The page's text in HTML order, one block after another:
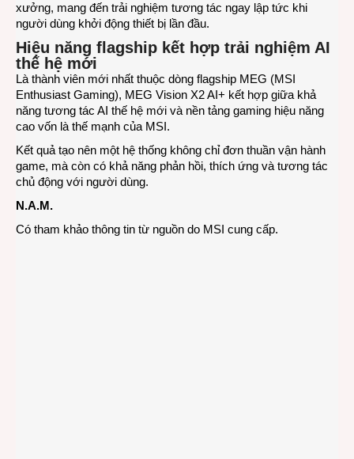
xưởng, mang đến trải nghiệm tương tác ngay lập tức khi
người dùng khởi động thiết bị lần đầu.
Hiệu năng flagship kết hợp trải nghiệm AI
thế hệ mới
Là thành viên mới nhất thuộc dòng flagship MEG (MSI
Enthusiast Gaming), MEG Vision X2 AI+ kết hợp giữa khả
năng tương tác AI thế hệ mới và nền tảng gaming hiệu năng
cao vốn là thế mạnh của MSI.
Kết quả tạo nên một hệ thống không chỉ đơn thuần vận hành
game, mà còn có khả năng phản hồi, thích ứng và tương tác
chủ động với người dùng.
N.A.M.
Có tham khảo thông tin từ nguồn do MSI cung cấp.